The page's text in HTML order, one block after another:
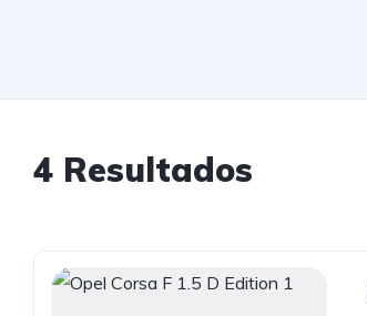
4 Resultados